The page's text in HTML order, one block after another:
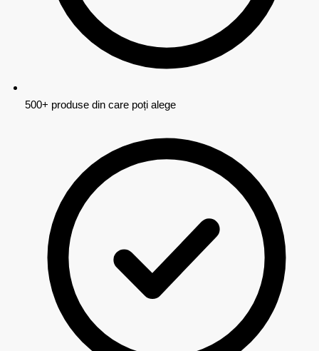
500+ produse din care poți alege